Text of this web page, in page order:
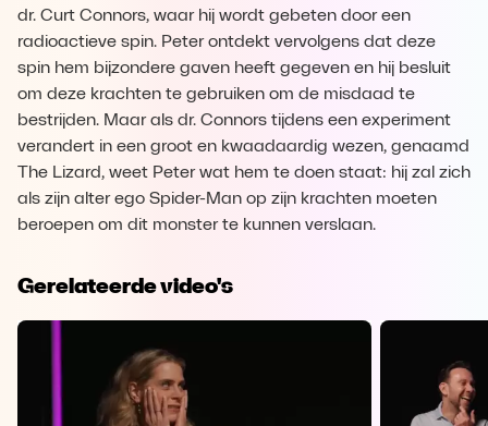
dr. Curt Connors, waar hij wordt gebeten door een
radioactieve spin. Peter ontdekt vervolgens dat deze
spin hem bijzondere gaven heeft gegeven en hij besluit
om deze krachten te gebruiken om de misdaad te
bestrijden. Maar als dr. Connors tijdens een experiment
verandert in een groot en kwaadaardig wezen, genaamd
The Lizard, weet Peter wat hem te doen staat: hij zal zich
als zijn alter ego Spider-Man op zijn krachten moeten
beroepen om dit monster te kunnen verslaan.
Gerelateerde video's